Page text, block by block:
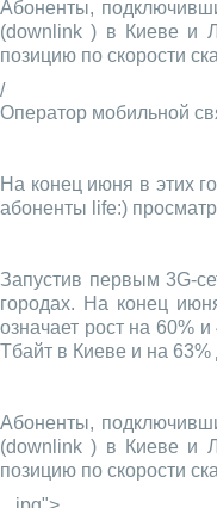
Абоненты,
(downlink ) в Киеве и
позицию по скорости
/
Оператор мобильной
На конец июня в этих
абоненты life:)
Запустив первым 3G-
городах. На конец
означает рост на 60%
Тбайт в Киеве и на
Абоненты,
(downlink ) в Киеве и
позицию по скорости